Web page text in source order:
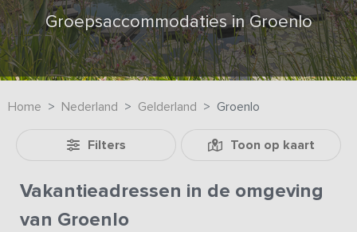
Groepsaccommodaties in Groenlo
Home Nederland Gelderland Groenlo
Filters Toon op kaart
Vakantieadressen in de omgeving
van Groenlo